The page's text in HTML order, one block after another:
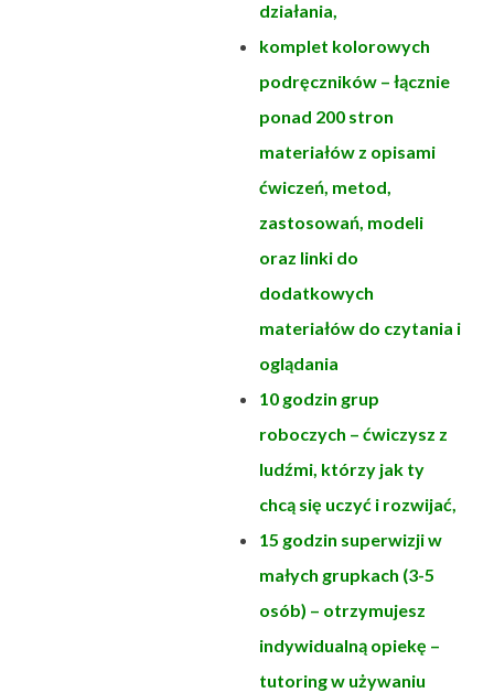
działania,
komplet kolorowych
podręczników – łącznie
ponad 200 stron
materiałów z opisami
ćwiczeń, metod,
zastosowań, modeli
oraz linki do
dodatkowych
materiałów do czytania i
oglądania
10 godzin grup
roboczych – ćwiczysz z
ludźmi, którzy jak ty
chcą się uczyć i rozwijać,
15 godzin superwizji w
małych grupkach (3-5
osób) – otrzymujesz
indywidualną opiekę –
tutoring w używaniu